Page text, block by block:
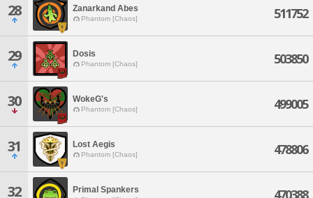
28 Zanarkand Abes
Phantom [Chaos] 511752
29 Dosis
Phantom [Chaos] 503850
30 WokeG's
Phantom [Chaos] 499005
31 Lost Aegis
Phantom [Chaos] 478806
32 Primal Spankers 470388